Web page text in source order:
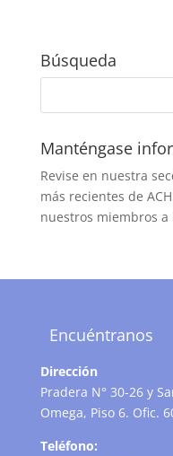
Búsqueda
Manténgase
Revise en nuestra
más recientes de
nuestros miembros a
Encuéntranos
Dirección
Pradera N° 30-26 y
Omega, Piso 6. Ofic.
Teléfono: